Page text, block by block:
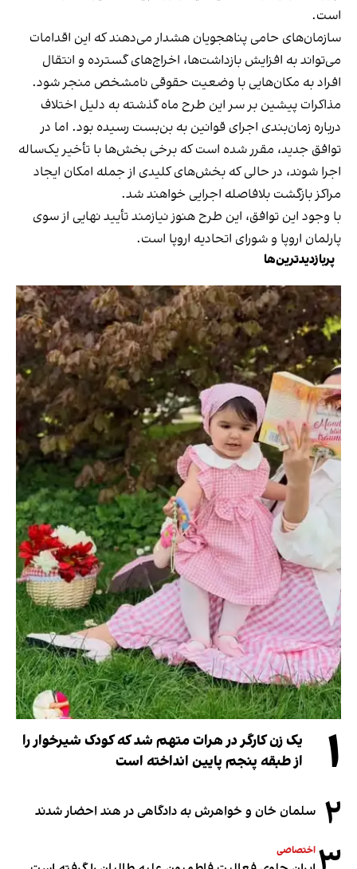
است.
سازمان‌های حامی پناهجویان هشدار می‌دهند که این اقدامات
می‌تواند به افزایش بازداشت‌ها، اخراج‌های گسترده و انتقال
افراد به مکان‌هایی با وضعیت حقوقی نامشخص منجر شود.
مذاکرات پیشین بر سر این طرح ماه گذشته به دلیل اختلاف
درباره زمان‌بندی اجرای قوانین به بن‌بست رسیده بود. اما در
توافق جدید، مقرر شده است که برخی بخش‌ها با تأخیر یک‌ساله
اجرا شوند، در حالی که بخش‌های کلیدی از جمله امکان ایجاد
مراکز بازگشت بلافاصله اجرایی خواهند شد.
با وجود این توافق، این طرح هنوز نیازمند تأیید نهایی از سوی
پارلمان اروپا و شورای اتحادیه اروپا است.
پربازدیدترین‌ها
۱
یک زن کارگر در هرات متهم شد که کودک شیرخوار را
از طبقه پنجم پایین انداخته است
۲ سلمان خان و خواهرش به دادگاهی در هند احضار شدند
اختصاصی